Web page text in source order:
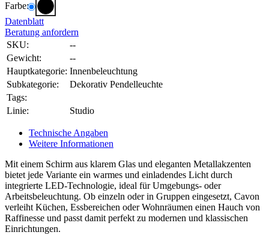
Farbe:
Datenblatt
Beratung anfordern
SKU:
--
Gewicht:
--
Hauptkategorie: Innenbeleuchtung
Subkategorie:
Dekorativ Pendelleuchte
Tags:
Linie:
Studio
Technische Angaben
Weitere Informationen
Mit einem Schirm aus klarem Glas und eleganten Metallakzenten
bietet jede Variante ein warmes und einladendes Licht durch
integrierte LED-Technologie, ideal für Umgebungs- oder
Arbeitsbeleuchtung. Ob einzeln oder in Gruppen eingesetzt, Cavon
verleiht Küchen, Essbereichen oder Wohnräumen einen Hauch von
Raffinesse und passt damit perfekt zu modernen und klassischen
Einrichtungen.